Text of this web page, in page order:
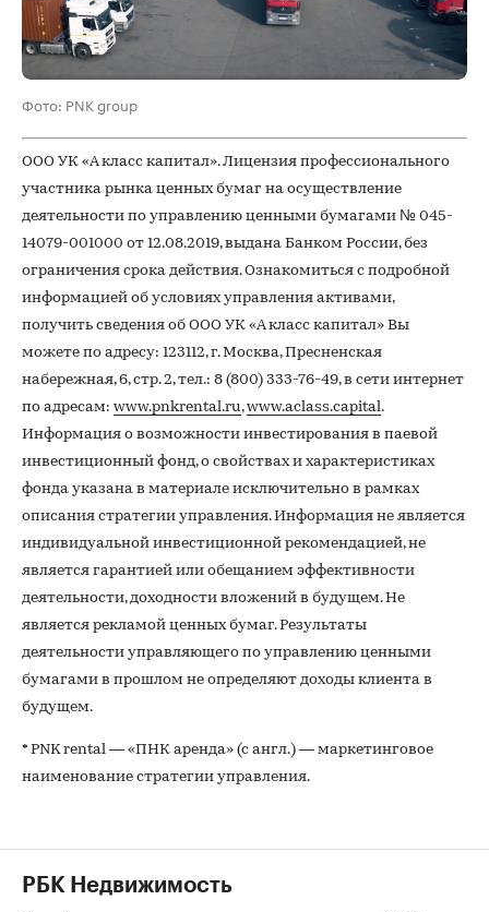
Фото: PNK group
ООО УК «А класс капитал». Лицензия профессионального
участника рынка ценных бумаг на осуществление
деятельности по управлению ценными бумагами № 045-
14079-001000 от 12.08.2019, выдана Банком России, без
ограничения срока действия. Ознакомиться с подробной
информацией об условиях управления активами,
получить сведения об ООО УК «А класс капитал» Вы
можете по адресу: 123112, г. Москва, Пресненская
набережная, 6, стр. 2, тел.: 8 (800) 333-76-49, в сети интернет
по адресам: www.pnkrental.ru,www.aclass.capital.
Информация о возможности инвестирования в паевой
инвестиционный фонд, о свойствах и характеристиках
фонда указана в материале исключительно в рамках
описания стратегии управления. Информация не является
индивидуальной инвестиционной рекомендацией, не
является гарантией или обещанием эффективности
деятельности, доходности вложений в будущем. Не
является рекламой ценных бумаг. Результаты
деятельности управляющего по управлению ценными
бумагами в прошлом не определяют доходы клиента в
будущем.
* PNK rental — «ПНК аренда» (с англ.) — маркетинговое
наименование стратегии управления.
РБК Недвижимость